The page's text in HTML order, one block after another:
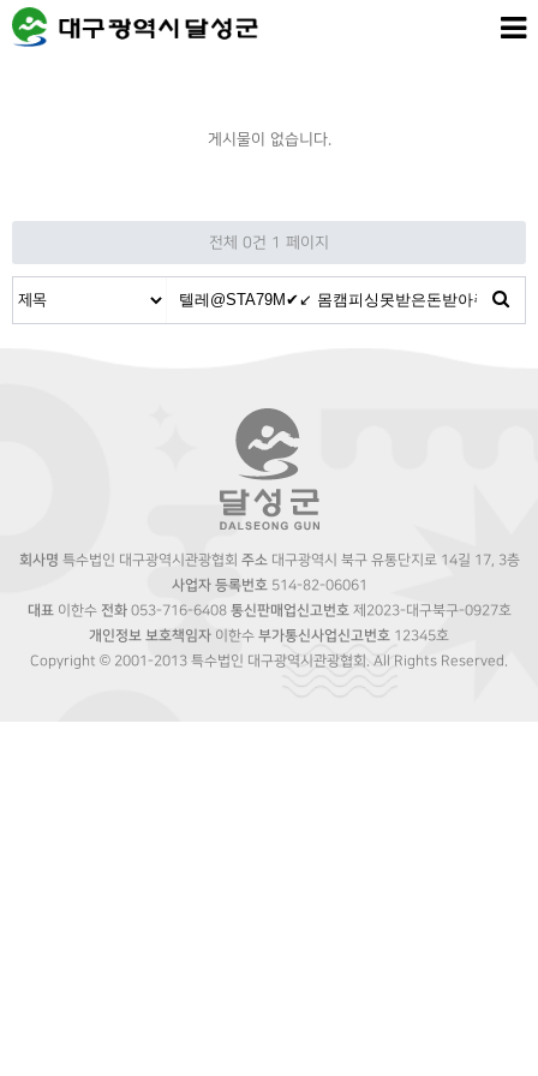
게시물이 없습니다.
전체 0건 1 페이지
회사명 특수법인 대구광역시관광협회 주소대구광역시 북구 유통단지로 14길 17, 3층
사업자 등록번호514-82-06061
대표이한수 전화053-716-6408 통신판매업신고번호제2023-대구북구-0927호
개인정보 보호책임자 이한수 부가통신사업신고번호 12345호
Copyright © 2001-2013 특수법인 대구광역시관광협회. All Rights Reserved.